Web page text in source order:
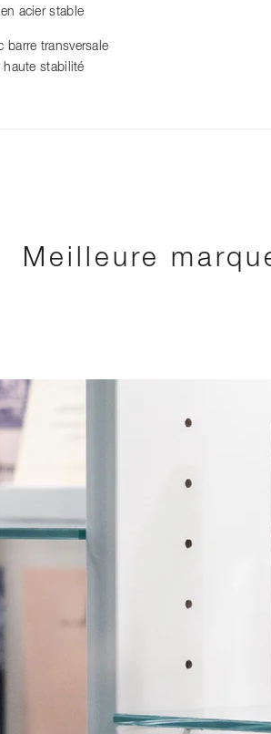
acier stable
barre transversale
stabilité
Meilleure